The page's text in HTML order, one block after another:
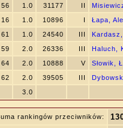
56 1.0 31177 II
16 1.0 10896 I
Łapa,
61 1.0 24540 III
Kardasz,
59 2.0 26336 III
Haluch,
64 2.0 10888 V
Słowik,
62 2.0 39505 III
3.0
rankingów przeciwników: